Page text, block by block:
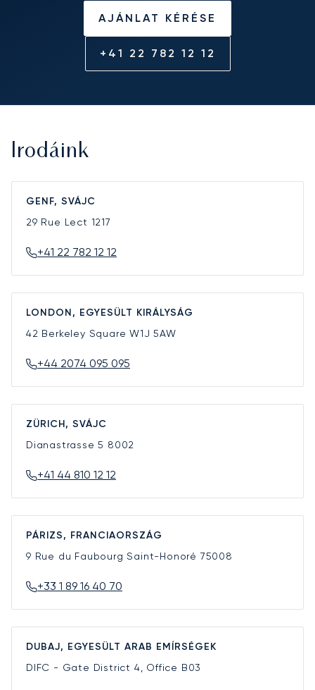
AJÁNLAT KÉRÉSE
+41 22 782 12 12
Irodáink
GENF, SVÁJC
29 Rue Lect 1217
+41 22 782 12 12
LONDON, EGYESÜLT KIRÁLYSÁG
42 Berkeley SquareW1J 5AW
+44 2074 095 095
ZÜRICH, SVÁJC
Dianastrasse 5 8002
+41 44 810 12 12
PÁRIZS, FRANCIAORSZÁG
9 Rue du Faubourg Saint-Honoré 75008
+33 1 89 16 40 70
DUBAJ, EGYESÜLT ARAB EMÍRSÉGEK
DIFC - Gate District 4, Office B03